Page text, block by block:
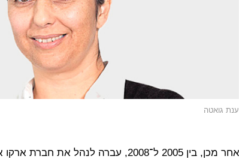
ענת גואטה
לאחר מכן, בין 2005 ל־2008, עברה לנהל את